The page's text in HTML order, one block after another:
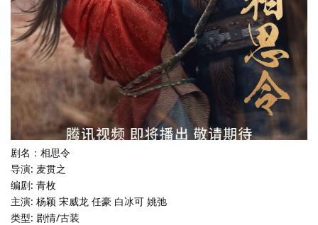
剧名：相思令
导演: 麦贯之
编剧: 青枚
主演: 杨颖 宋威龙 任豪 白冰可 姚弛
类型: 剧情/古装